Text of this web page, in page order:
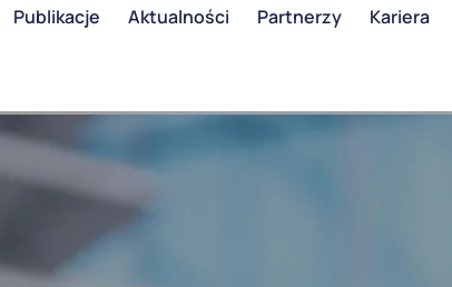
Publikacje Aktualności Partnerzy Kariera